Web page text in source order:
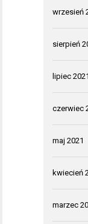
wrzesień
sierpień
lipiec 2021
czerwiec
maj 2021
kwiecień
marzec